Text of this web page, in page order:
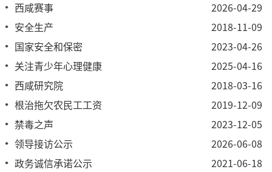
2026-04-29
西咸赛事
2018-11-09
安全生产
2023-04-26
国家安全和保密
2025-04-16
关注青少年心理健康
2018-03-16
西咸研究院
2019-12-09
根治拖欠农民工工资
2023-12-05
禁毒之声
2026-06-08
领导接访公示
2021-06-18
政务诚信承诺公示